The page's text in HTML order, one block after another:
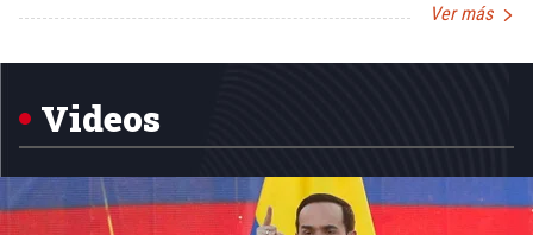
Ver más
Videos